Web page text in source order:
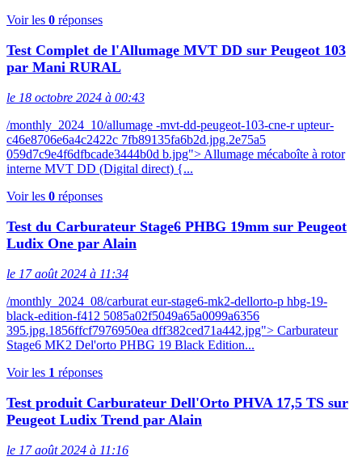
Voir les 0 réponses
Test Complet de l'Allumage MVT DD sur Peugeot 103
par Mani RURAL
le 18 octobre 2024 à 00:43
/monthly_2024_10/allumage -mvt-dd-peugeot-103-cne-r upteur-
c46e8706e6a4c2422c 7fb89135fa6b2d.jpg.2e75a5
059d7c9e4f6dfbcade3444b0d b.jpg"> Allumage mécaboîte à rotor
interne MVT DD (Digital direct) {...
Voir les 0 réponses
Test du Carburateur Stage6 PHBG 19mm sur Peugeot
Ludix One par Alain
le 17 août 2024 à 11:34
/monthly_2024_08/carburat eur-stage6-mk2-dellorto-p hbg-19-
black-edition-f412 5085a02f5049a65a0099a6356
395.jpg.1856ffcf7976950ea dff382ced71a442.jpg"> Carburateur
Stage6 MK2 Del'orto PHBG 19 Black Edition...
Voir les 1 réponses
Test produit Carburateur Dell'Orto PHVA 17,5 TS sur
Peugeot Ludix Trend par Alain
le 17 août 2024 à 11:16